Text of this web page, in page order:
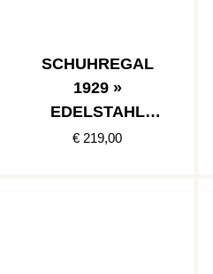
SCHUHREGAL
1929 »
EDELSTAHL
POLIERT/SCHWA
€ 219,00